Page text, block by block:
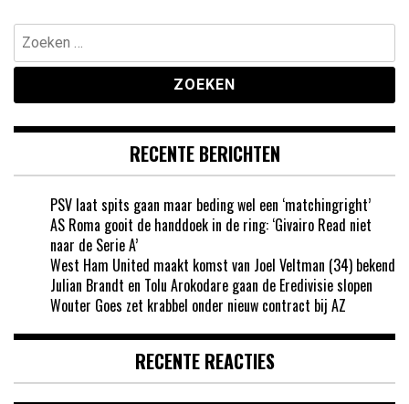
Zoeken
naar:
RECENTE BERICHTEN
PSV laat spits gaan maar beding wel een ‘matchingright’
AS Roma gooit de handdoek in de ring: ‘Givairo Read niet
naar de Serie A’
West Ham United maakt komst van Joel Veltman (34) bekend
Julian Brandt en Tolu Arokodare gaan de Eredivisie slopen
Wouter Goes zet krabbel onder nieuw contract bij AZ
RECENTE REACTIES